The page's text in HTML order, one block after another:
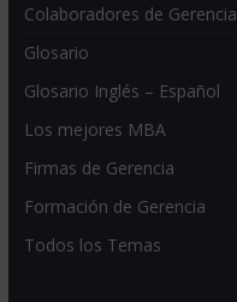
Colaboradores de Gerencia
Glosario
Glosario Inglés – Español
Los mejores MBA
Firmas de Gerencia
Formación de Gerencia
Todos los Temas